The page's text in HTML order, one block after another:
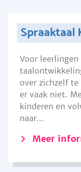
Spraaktaal
Voor leerlingen
over zichzelf
er vaak niet.
kinderen en
naar...
Meer